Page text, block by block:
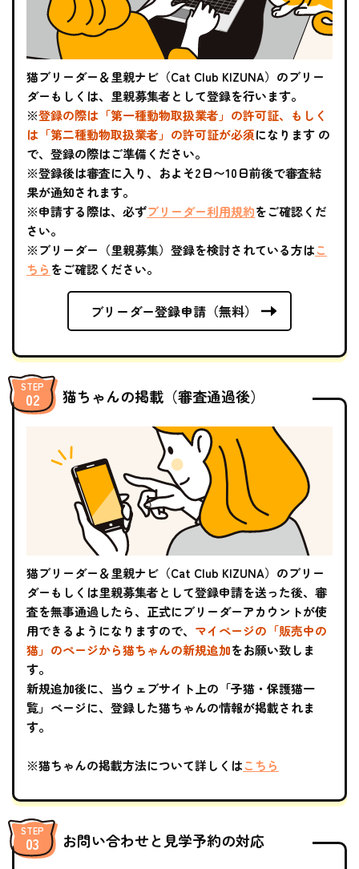
猫ブリーダー＆里親ナビ（Cat Club KIZUNA）のブリー
ダーもしくは、里親募集者として登録を行います。
※登録の際は「第一種動物取扱業者」の許可証、もしく
は 「第二種動物取扱業者」の許可証が必須になります の
で、登録の際はご準備ください。
※登録後は審査に入り、およそ2日〜10日前後で審査結
果が通知されます。
※申請する際は、必ずブリーダー利用規約をご確認くだ
さい。
※ブリーダー（里親募集）登録を検討されている方はこ
ちら をご確認ください。
ブリーダー登録申請（無料）
猫ちゃんの掲載（審査通過後）
猫ブリーダー＆里親ナビ（Cat Club KIZUNA）のブリー
ダーもしくは里親募集者として登録申請を送った後、審
査を無事通過したら、正式にブリーダーアカウントが使
用できるようになりますので、 マイページの「販売中の
猫」のページから猫ちゃんの新規追加をお願い致しま
す。
新規追加後に、当ウェブサイト上の「子猫・保護猫一
覧」ページに、登録した猫ちゃんの情報が掲載されま
す。
※猫ちゃんの掲載方法について詳しくはこちら
お問い合わせと見学予約の対応